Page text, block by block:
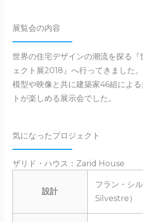
展覧会の内容
世界の住宅デザインの潮流を探る『
ェクト展2018』へ行ってきました。
模型や映像と共に建築家46組によ
トが楽しめる展示会でした。
気になったプロジェクト
ザリド・ハウス：Zarid House
設計
フラン・シ
Silvestre）